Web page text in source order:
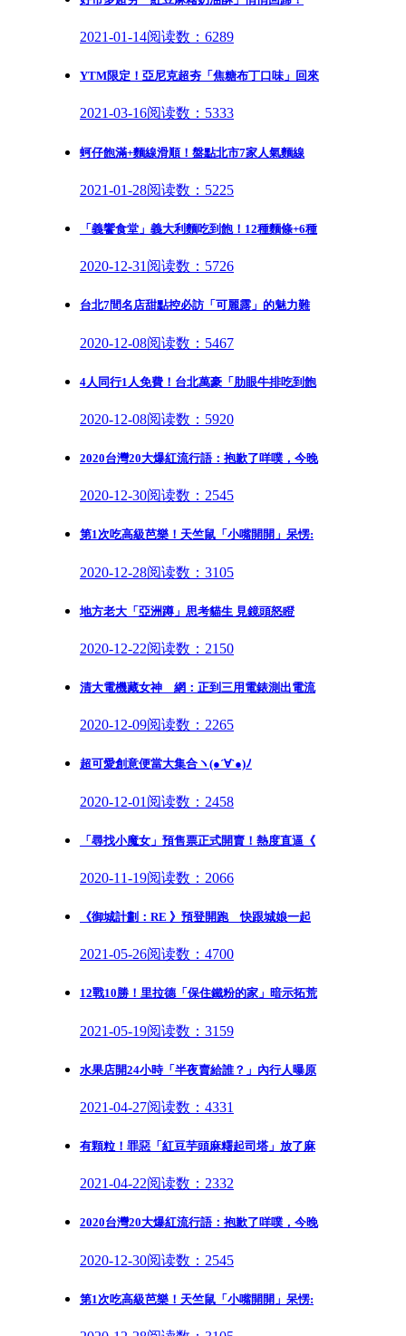
2021-01-14阅读数：6289
YTM限定！亞尼克超夯「焦糖布丁口味」回來
2021-03-16阅读数：5333
蚵仔飽滿+麵線滑順！盤點北市7家人氣麵線
2021-01-28阅读数：5225
「義饗食堂」義大利麵吃到飽！12種麵條+6種
2020-12-31 阅读数：5726
台北7間名店甜點控必訪「可麗露」的魅力難
2020-12-08阅读数：5467
4人同行1人免費！台北萬豪「肋眼牛排吃到飽
2020-12-08阅读数：5920
2020台灣20大爆紅流行語：抱歉了咩噗，今晚
2020-12-30阅读数：2545
第1次吃高級芭樂！天竺鼠「小嘴開開」呆愣:
2020-12-28阅读数：3105
地方老大「亞洲蹲」思考貓生 見鏡頭怒瞪
2020-12-22阅读数：2150
清大電機藏女神 網：正到三用電錶測出電流
2020-12-09阅读数：2265
超可愛創意便當大集合ヽ(●´∀`●)ﾉ
2020-12-01 阅读数：2458
「尋找小魔女」預售票正式開賣！熱度直逼《
2020-11-19阅读数：2066
《御城計劃：RE 》預登開跑 快跟城娘一起
2021-05-26阅读数：4700
12戰10勝！里拉德「保住鐵粉的家」暗示拓荒
2021-05-19阅读数：3159
水果店開24小時「半夜賣給誰？」內行人曝原
2021-04-27阅读数：4331
有顆粒！罪惡「紅豆芋頭麻糬起司塔」放了麻
2021-04-22阅读数：2332
2020台灣20大爆紅流行語：抱歉了咩噗，今晚
2020-12-30阅读数：2545
第1次吃高級芭樂！天竺鼠「小嘴開開」呆愣: